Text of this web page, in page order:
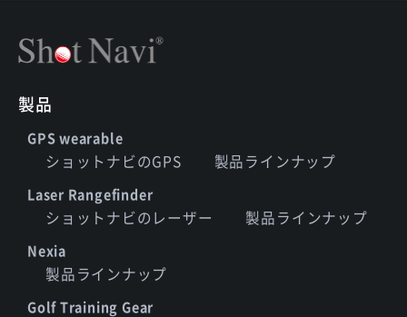
製品
GPS wearable
ショットナビのGPS 製品ラインナップ
Laser Rangefinder
ショットナビのレーザー 製品ラインナップ
Nexia
製品ラインナップ
Golf Training Gear